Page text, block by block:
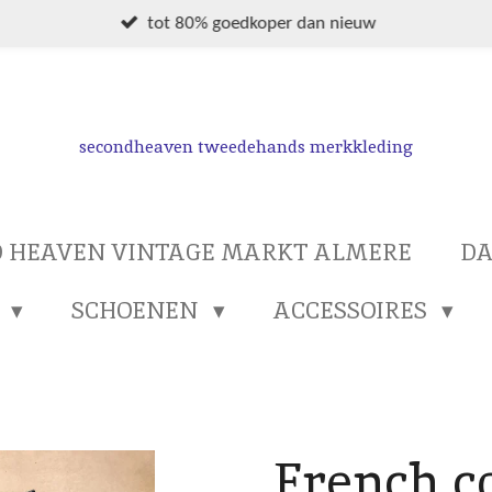
tot 80% goedkoper dan nieuw
secondheaven tweedehands merkkleding
HEAVEN VINTAGE MARKT ALMERE
SCHOENEN ACCESSOIRES